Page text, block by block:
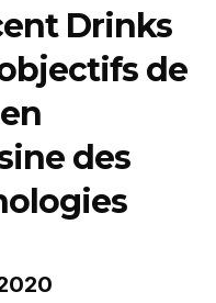
Drinks
de
des